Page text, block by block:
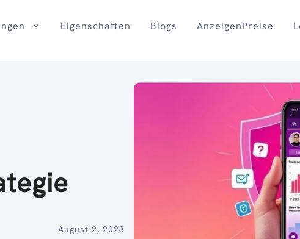
Eigenschaften Blogs AnzeigenPreise
August 2, 2023